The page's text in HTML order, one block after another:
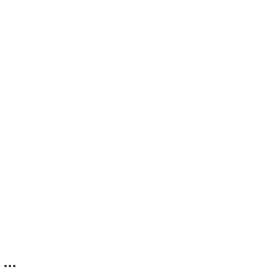
...